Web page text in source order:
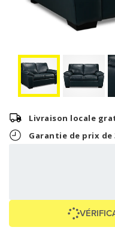
Livraison locale
Garantie de prix de